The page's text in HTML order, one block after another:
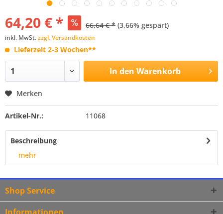
64,20 € * 66,64 € * (3,66% gespart)
inkl. MwSt.zzgl. Versandkosten
Lieferzeit 2-3 Wochen**
In den Warenkorb
Merken
Artikel-Nr.: 11068
Beschreibung
mehr
Shop Service